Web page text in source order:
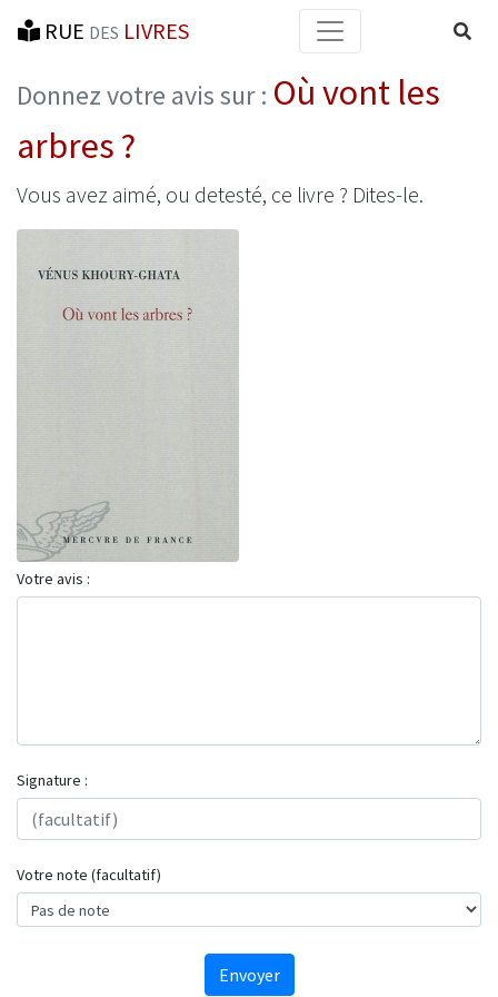
RUE DES LIVRES
Donnez votre avis sur : Où vont les
arbres ?
Vous avez aimé, ou detesté, ce livre ? Dites-le.
Votre avis :
Signature :
Votre note (facultatif)
Envoyer